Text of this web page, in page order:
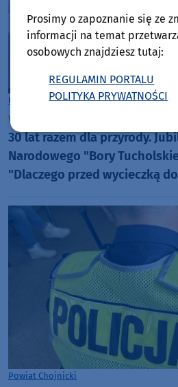
Powiat Chojnicki
wtorek, 21 lipca 2026, 09:02
30 lat razem dla przyrody.
Narodowego "Bory
"Dlaczego przed wycieczką
Powiat Chojnicki
Prosimy o zapoznanie się ze
informacji na temat
osobowych znajdziesz tutaj:
REGULAMIN PORTALU
POLITYKA PRYWATNOŚCI